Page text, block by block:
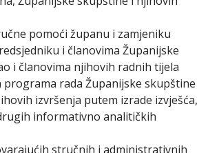
pomoći županu i zamjeniku
i članovima Županijske
i članovima njihovih radnih tijela
rada Županijske skupštine
izvršenja putem izrade izvješća,
informativno analitičkih
stručnih i administrativnih